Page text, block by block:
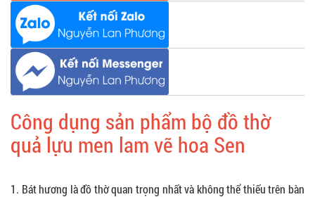
Công dụng sản phẩm bộ đồ thờ
quả lựu men lam vẽ hoa Sen
1. Bát hương là đồ thờ quan trọng nhất và không thể thiếu trên bàn